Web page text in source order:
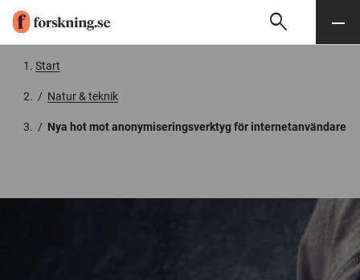
Söksearch Meny
Start
/ Natur & teknik
/ Nya hot mot anonymiseringsverktyg för internetanvändare